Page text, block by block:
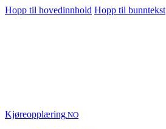
Hopp til hovedinnhold Hopp til bunntekst
Kjøreopplæring.NO